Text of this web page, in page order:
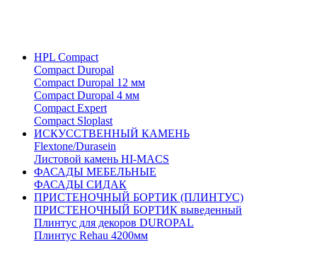
HPL Compact
Compact Duropal
Compact Duropal 12 мм
Compact Duropal 4 мм
Compact Expert
Compact Sloplast
ИСКУССТВЕННЫЙ КАМЕНЬ
Flextone/Durasein
Листовой камень HI-MACS
ФАСАДЫ МЕБЕЛЬНЫЕ
ФАСАДЫ СИДАК
ПРИСТЕНОЧНЫЙ БОРТИК (ПЛИНТУС)
ПРИСТЕНОЧНЫЙ БОРТИК выведенный
Плинтус для декоров DUROPAL
Плинтус Rehau 4200мм